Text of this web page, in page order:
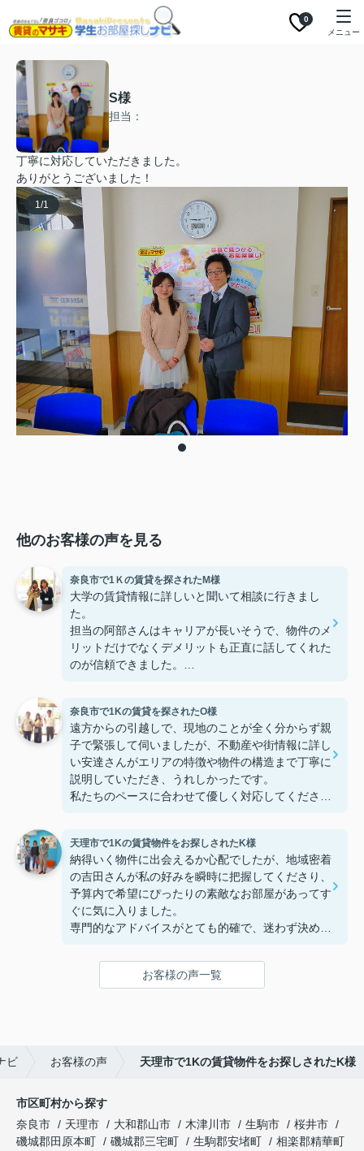
0
メニュー
S様
担当：
丁寧に対応していただきました。
ありがとうございました！
1/1
他のお客様の声を見る
奈良市で1Ｋの賃貸を探されたM様
大学の賃貸情報に詳しいと聞いて相談に行きまし
た。
担当の阿部さんはキャリアが長いそうで、物件のメ
リットだけでなくデメリットも正直に話してくれた
のが信頼できました。
す。
奈良市で1Kの賃貸を探されたO様
遠方からの引越しで、現地のことが全く分からず親
子で緊張して伺いましたが、不動産や街情報に詳し
い安達さんがエリアの特徴や物件の構造まで丁寧に
説明していただき、うれしかったです。
私たちのペースに合わせて優しく対応してくださっ
り、感謝しています。安達さん、ありがとうござい
ました！
天理市で1Kの賃貸物件をお探しされたK様
納得いく物件に出会えるか心配でしたが、地域密着
の吉田さんが私の好みを瞬時に把握してくださり、
予算内で希望にぴったりの素敵なお部屋があってす
ぐに気に入りました。
専門的なアドバイスがとても的確で、迷わず決める
鍵の受け取りのときに、また元気(o・・o)/~お店に
お客様の声一覧
ビ お客様の声 天理市で1Kの賃貸物件をお探しされたK様
市区町村から探す
奈良市
天理市 大和郡山市 木津川市 生駒市
桜井市
磯城郡田原本町
磯城郡三宅町 生駒郡安堵町
相楽郡精華町